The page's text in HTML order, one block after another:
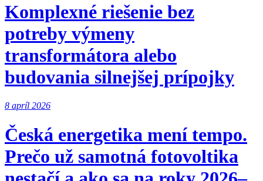
Komplexné riešenie bez
potreby výmeny
transformátora alebo
budovania silnejšej prípojky
8 apríl 2026
Česká energetika mení tempo.
Prečo už samotná fotovoltika